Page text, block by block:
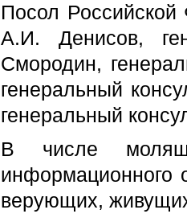
Посол
А.И. Денисов,
Смородин,
генеральный
генеральный
В числе
информационного
верующих,